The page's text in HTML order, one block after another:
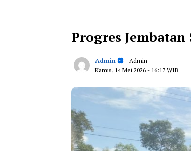
Progres Jembatan
Admin
- Admin
Kamis, 14 Mei 2026 - 16:17 WIB